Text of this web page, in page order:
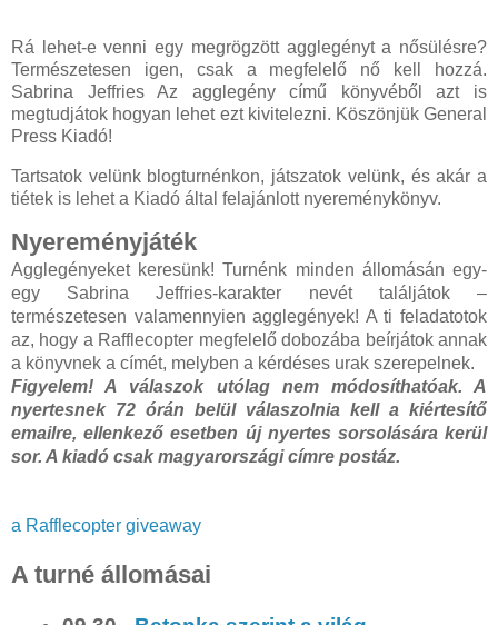
Rá lehet-e venni egy megrögzött agglegényt a nősülésre?
Természetesen igen, csak a megfelelő nő kell hozzá.
Sabrina Jeffries Az agglegény című könyvéből azt is
megtudjátok hogyan lehet ezt kivitelezni. Köszönjük General
Press Kiadó!
Tartsatok velünk blogturnénkon, játszatok velünk, és akár a
tiétek is lehet a Kiadó által felajánlott nyereménykönyv.
Nyereményjáték
Agglegényeket keresünk! Turnénk minden állomásán egy-
egy Sabrina Jeffries-karakter nevét találjátok –
természetesen valamennyien agglegények! A ti feladatotok
az, hogy a Rafflecopter megfelelő dobozába beírjátok annak
a könyvnek a címét, melyben a kérdéses urak szerepelnek.
Figyelem! A válaszok utólag nem módosíthatóak. A
nyertesnek 72 órán belül válaszolnia kell a kiértesítő
emailre, ellenkező esetben új nyertes sorsolására kerül
sor. A kiadó csak magyarországi címre postáz.
a Rafflecopter giveaway
A turné állomásai